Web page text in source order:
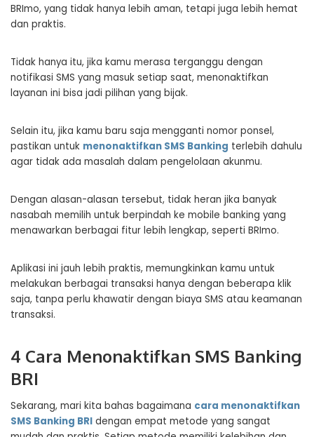
BRImo, yang tidak hanya lebih aman, tetapi juga lebih hemat
dan praktis.
Tidak hanya itu, jika kamu merasa terganggu dengan
notifikasi SMS yang masuk setiap saat, menonaktifkan
layanan ini bisa jadi pilihan yang bijak.
Selain itu, jika kamu baru saja mengganti nomor ponsel,
pastikan untuk menonaktifkan SMS Banking terlebih dahulu
agar tidak ada masalah dalam pengelolaan akunmu.
Dengan alasan-alasan tersebut, tidak heran jika banyak
nasabah memilih untuk berpindah ke mobile banking yang
menawarkan berbagai fitur lebih lengkap, seperti BRImo.
Aplikasi ini jauh lebih praktis, memungkinkan kamu untuk
melakukan berbagai transaksi hanya dengan beberapa klik
saja, tanpa perlu khawatir dengan biaya SMS atau keamanan
transaksi.
4 Cara Menonaktifkan SMS Banking
BRI
Sekarang, mari kita bahas bagaimana cara menonaktifkan
SMS Banking BRI dengan empat metode yang sangat